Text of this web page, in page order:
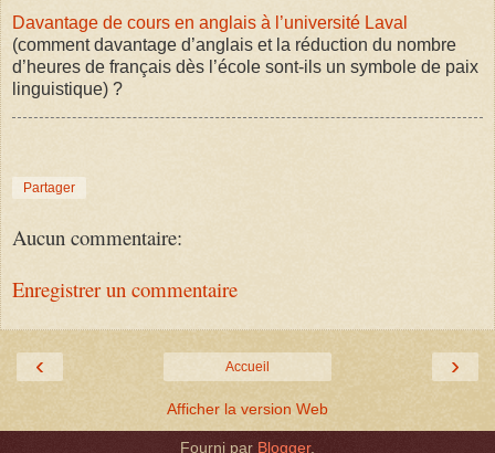
Davantage de cours en anglais à l’université Laval
(comment davantage d’anglais et la réduction du nombre
d’heures de français dès l’école sont-ils un symbole de paix
linguistique) ?
Partager
Aucun commentaire:
Enregistrer un commentaire
‹ ›
Accueil
Afficher la version Web
Fourni par Blogger.